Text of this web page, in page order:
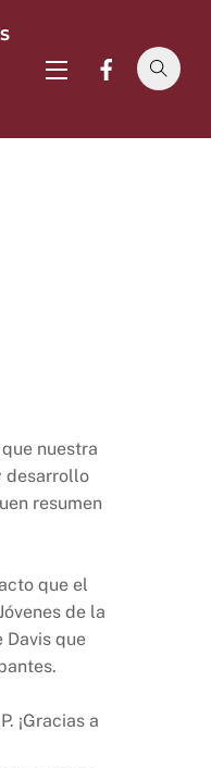
nuestra
desarrollo
resumen
que el
de la
Davis que
¡Gracias a